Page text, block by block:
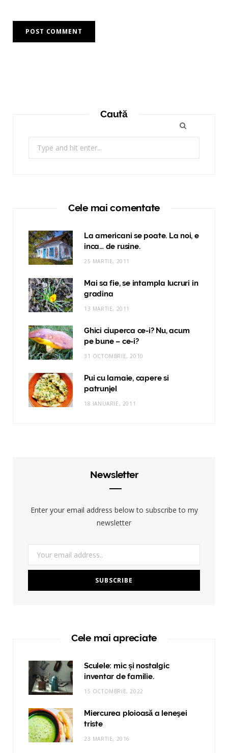
Caută
Cele mai comentate
La americani se poate. La noi, e
inca… de rusine.
25 MARTIE, 2011
Mai sa fie, se intampla lucruri in
gradina
13 MARTIE, 2011
Ghici ciuperca ce-i? Nu, acum
pe bune – ce-i?
31 OCTOMBRIE, 2010
Pui cu lamaie, capere si
patrunjel
18 IANUARIE, 2011
Newsletter
Enter your email address below to subscribe to my
newsletter
Cele mai apreciate
Sculele: mic și nostalgic
inventar de familie.
15 OCTOMBRIE, 2022
Miercurea ploioasă a leneşei
triste
23 MARTIE, 2016